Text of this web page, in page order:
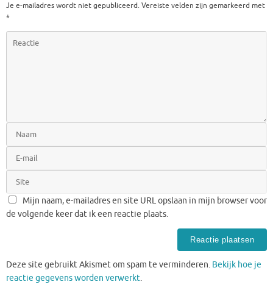
Je e-mailadres wordt niet gepubliceerd. Vereiste velden zijn gemarkeerd met
*
Mijn naam, e-mailadres en site URL opslaan in mijn browser voor
de volgende keer dat ik een reactie plaats.
Deze site gebruikt Akismet om spam te verminderen. Bekijk hoe je
reactie gegevens worden verwerkt.